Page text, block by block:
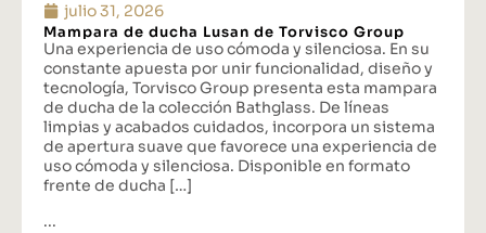
julio 31, 2026
Mampara de ducha Lusan de Torvisco Group
Una experiencia de uso cómoda y silenciosa. En su
constante apuesta por unir funcionalidad, diseño y
tecnología, Torvisco Group presenta esta mampara
de ducha de la colección Bathglass. De líneas
limpias y acabados cuidados, incorpora un sistema
de apertura suave que favorece una experiencia de
uso cómoda y silenciosa. Disponible en formato
frente de ducha […]
...